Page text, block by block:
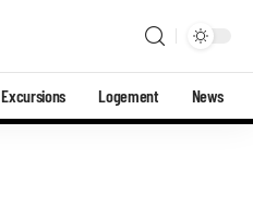
Excursions Logement News